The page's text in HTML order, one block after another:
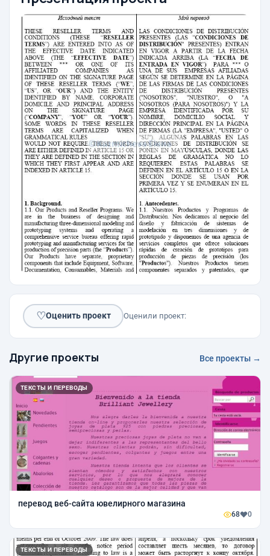
♡Оценить проект Оценили проект:
Другие проекты Все проекты →
ТЕКСТЫ И ПЕРЕВОДЫ
перевод веб-сайта ювелирного магазина
68 0
ТЕКСТЫ И ПЕРЕВОДЫ